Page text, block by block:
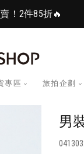
！2件85折🔥
專區 旅拍企劃
男